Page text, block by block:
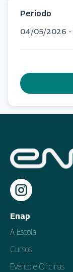
Periodo
04/05/2026
Enap
A Escola
Cursos
Evento e Oficinas